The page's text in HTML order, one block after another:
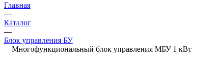
Главная
—
Каталог
—
Блок управления БУ
—Многофункциональный блок управления МБУ 1 кВт